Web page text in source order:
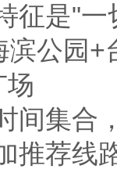
征是"
滨公园
场
间集合
推荐线